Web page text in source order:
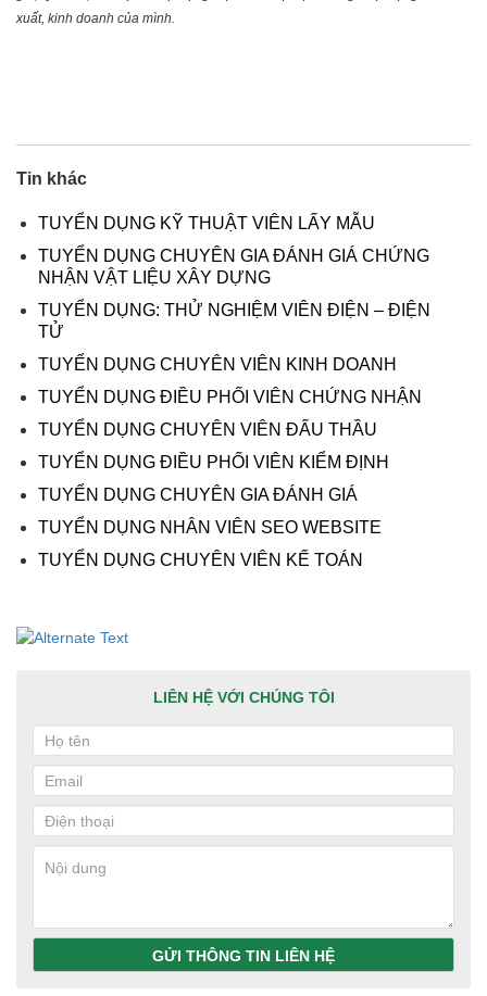
xuất, kinh doanh của mình.
Tin khác
TUYỂN DỤNG KỸ THUẬT VIÊN LẤY MẪU
TUYỂN DỤNG CHUYÊN GIA ĐÁNH GIÁ CHỨNG
NHẬN VẬT LIỆU XÂY DỰNG
TUYỂN DỤNG: THỬ NGHIỆM VIÊN ĐIỆN – ĐIỆN
TỬ
TUYỂN DỤNG CHUYÊN VIÊN KINH DOANH
TUYỂN DỤNG ĐIỀU PHỐI VIÊN CHỨNG NHẬN
TUYỂN DỤNG CHUYÊN VIÊN ĐẤU THẦU
TUYỂN DỤNG ĐIỀU PHỐI VIÊN KIỂM ĐỊNH
TUYỂN DỤNG CHUYÊN GIA ĐÁNH GIÁ
TUYỂN DỤNG NHÂN VIÊN SEO WEBSITE
TUYỂN DỤNG CHUYÊN VIÊN KẾ TOÁN
LIÊN HỆ VỚI CHÚNG TÔI
GỬI THÔNG TIN LIÊN HỆ